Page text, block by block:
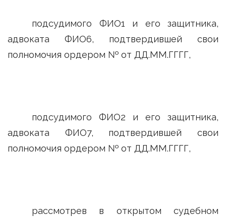
подсудимого ФИО1 и его защитника,
адвоката ФИО6, подтвердившей свои
полномочия ордером № от ДД.ММ.ГГГГ,
подсудимого ФИО2 и его защитника,
адвоката ФИО7, подтвердившей свои
полномочия ордером № от ДД.ММ.ГГГГ,
рассмотрев в открытом судебном